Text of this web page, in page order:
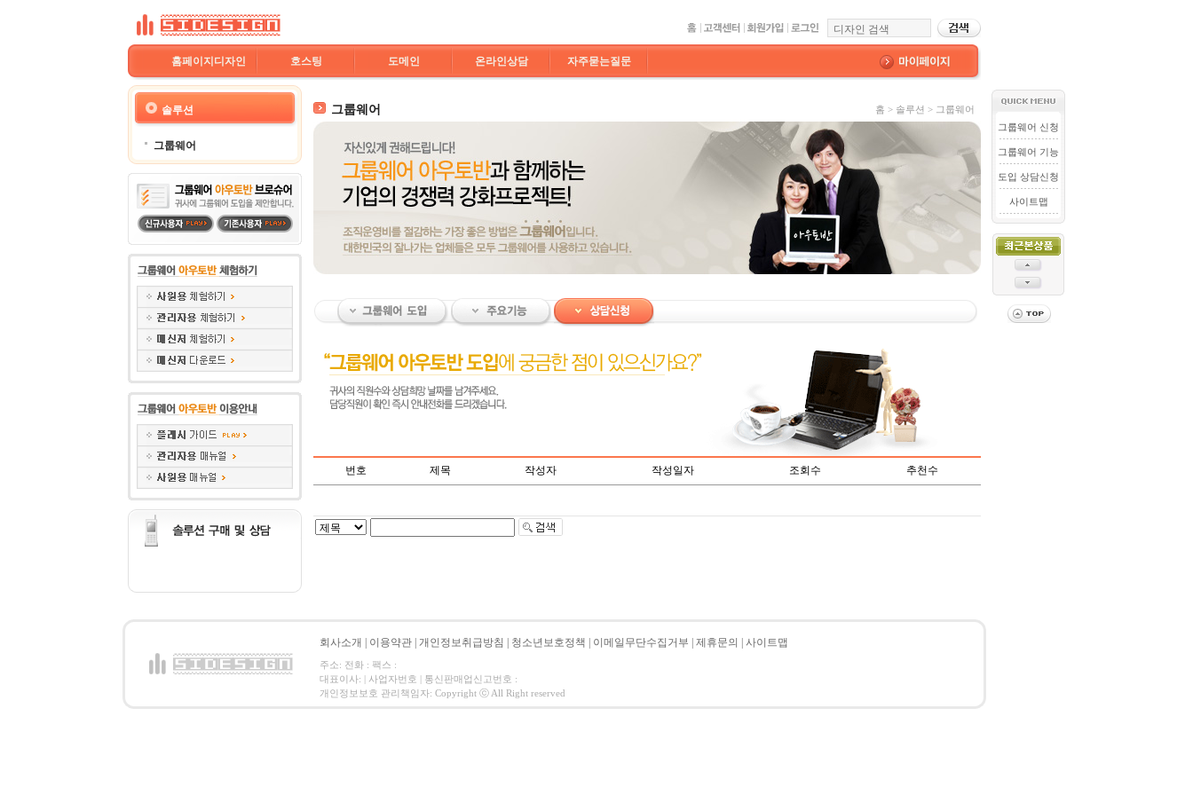
홈페이지디자인 호스팅 도메인 온라인상담 자주묻는질문
솔루션
그룹웨어
그룹웨어 홈 > 솔루션 > 그룹웨어
번호 제목 작성자 작성일자 조회수 추천수
그룹웨어 신청
그룹웨어 기능
도입 상담신청
사이트맵
회사소개 이용약관 개인정보취급방침 청소년보호정책 이메일무단수집거부 제휴문의 사이트맵
주소: 전화 : 팩스 :
대표이사: | 사업자번호 | 통신판매업신고번호 :
개인정보보호 관리책임자: Copyright ⓒ All Right reserved